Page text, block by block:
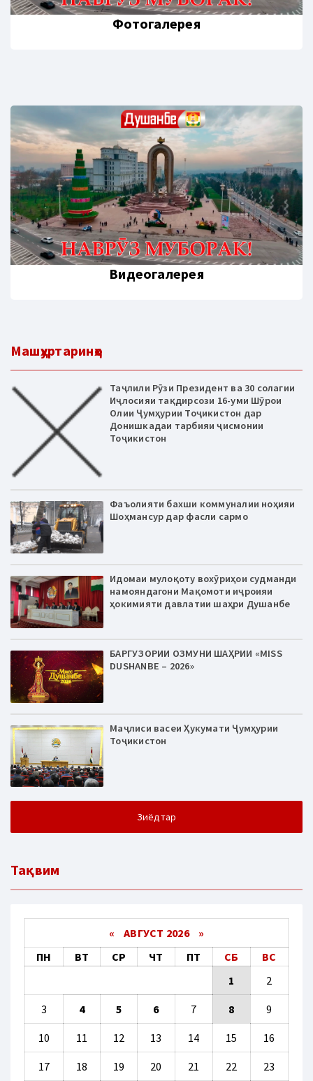
Фотогалерея
Видеогалерея
Машҳуртаринҳо
Таҷлили Рӯзи Президент ва 30 солагии
Иҷлосияи тақдирсози 16-уми Шӯрои
Олии Ҷумҳурии Тоҷикистон дар
Донишкадаи тарбияи ҷисмонии
Тоҷикистон
Фаъолияти бахши коммуналии ноҳияи
Шоҳмансур дар фасли сармо
Идомаи мулоқоту вохӯриҳои судманди
намояндагони Мақомоти иҷроияи
ҳокимияти давлатии шаҳри Душанбе
БАРГУЗОРИИ ОЗМУНИ ШАҲРИИ «MISS
DUSHANBE – 2026»
Маҷлиси васеи Ҳукумати Ҷумҳурии
Тоҷикистон
Зиёдтар
Тақвим
« АВГУСТ 2026 »
ПН
ВТ СР ЧТ ПТ СБ
ВС
1
2
3 4 5 6 7 8 9
10 11 12 13 14 15 16
17 18 19 20 21 22 23